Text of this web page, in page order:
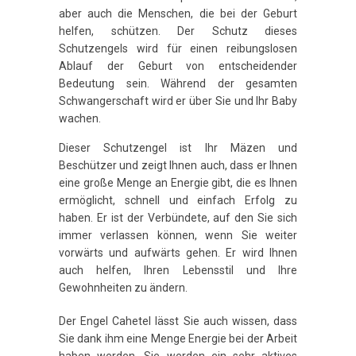
aber auch die Menschen, die bei der Geburt
helfen, schützen. Der Schutz dieses
Schutzengels wird für einen reibungslosen
Ablauf der Geburt von entscheidender
Bedeutung sein. Während der gesamten
Schwangerschaft wird er über Sie und Ihr Baby
wachen.
Dieser Schutzengel ist Ihr Mäzen und
Beschützer und zeigt Ihnen auch, dass er Ihnen
eine große Menge an Energie gibt, die es Ihnen
ermöglicht, schnell und einfach Erfolg zu
haben. Er ist der Verbündete, auf den Sie sich
immer verlassen können, wenn Sie weiter
vorwärts und aufwärts gehen. Er wird Ihnen
auch helfen, Ihren Lebensstil und Ihre
Gewohnheiten zu ändern.
Der Engel Cahetel lässt Sie auch wissen, dass
Sie dank ihm eine Menge Energie bei der Arbeit